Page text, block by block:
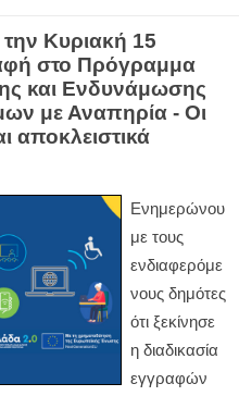
Κυριακή 15
στο Πρόγραμμα
και Ενδυνάμωσης
με Αναπηρία - Οι
αποκλειστικά
Ενημερώνου
με τους
ενδιαφερόμε
νους δημότες
ότι ξεκίνησε
η διαδικασία
εγγραφών